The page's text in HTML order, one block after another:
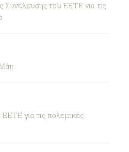
Συνέλευσης του ΕΕΤΕ για τις
για τις πολεμικές